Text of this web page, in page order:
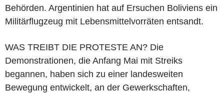
Behörden. Argentinien hat auf Ersuchen Boliviens ein
Militärflugzeug mit Lebensmittelvorräten entsandt.
WAS TREIBT DIE PROTESTE AN? Die
Demonstrationen, die Anfang Mai mit Streiks
begannen, haben sich zu einer landesweiten
Bewegung entwickelt, an der Gewerkschaften,